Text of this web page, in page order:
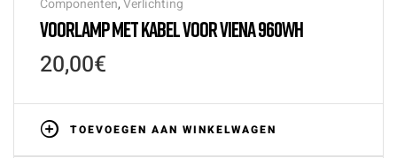
VOORLAMP MET KABEL VOOR VIENA 960WH
20,00€
TOEVOEGEN AAN WINKELWAGEN